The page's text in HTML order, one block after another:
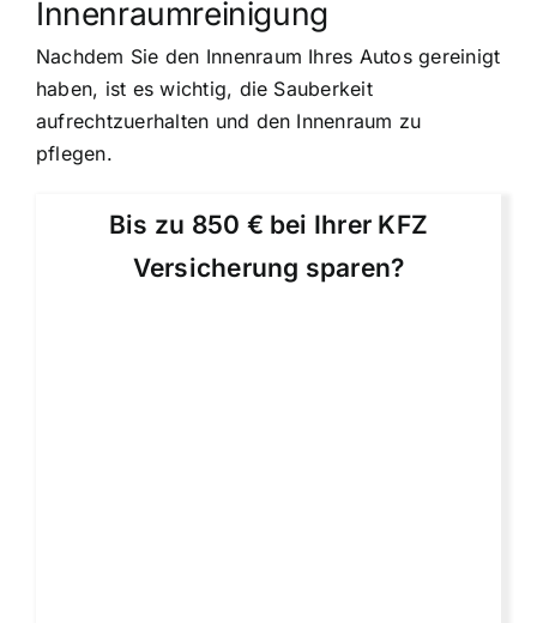
Innenraumreinigung
Nachdem Sie den Innenraum Ihres Autos gereinigt
haben, ist es wichtig, die Sauberkeit
aufrechtzuerhalten und den Innenraum zu
pflegen.
Bis zu 850 € bei Ihrer KFZ
Versicherung sparen?